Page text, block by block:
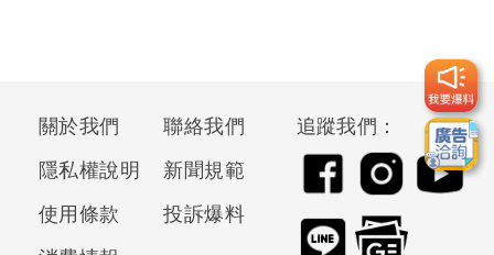
關於我們
聯絡我們
隱私權說明
新聞規範
使用條款
投訴爆料
追蹤我們：